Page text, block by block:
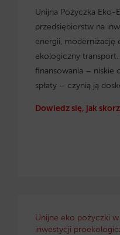
Unijna Pożyczka Eko-
przedsiębiorstw na
energii, modernizację
ekologiczny
finansowania – niskie
spłaty – czynią ją
Dowiedz się, jak
Unijne eko pożyczki
inwestycji